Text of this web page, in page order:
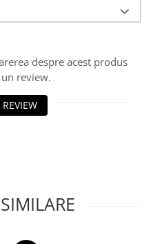
despre acest produs
review.